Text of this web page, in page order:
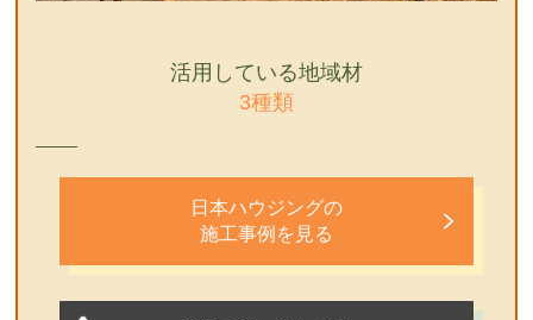
活用している地域材
3種類
日本ハウジングの
施工事例を見る